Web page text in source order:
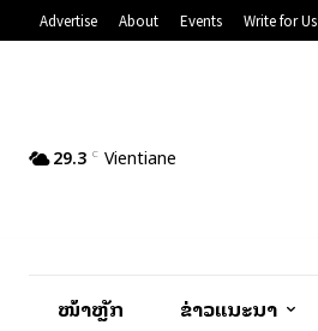
Advertise About Events Write for Us
29.3 C Vientiane
ໜ້າຫຼັກ ຂ່າວແນະນຳ